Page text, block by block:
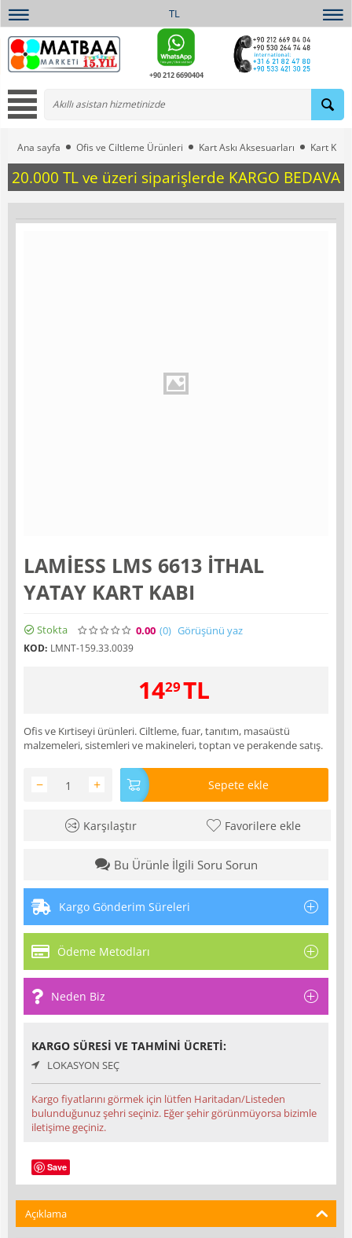
TL
+90 212 6690404
Ana sayfa Ofis ve Ciltleme Ürünleri Kart Askı Aksesuarları Kart
20.000 TL ve üzeri siparişlerde KARGO BEDAVA
LAMİESS LMS 6613 İTHAL
YATAY KART KABI
Stokta 0.00 (0) Görüşünü yaz
KOD: LMNT-159.33.0039
1429TL
Ofis ve Kırtiseyi ürünleri. Ciltleme, fuar, tanıtım, masaüstü
malzemeleri, sistemleri ve makineleri, toptan ve perakende satış.
+
− Sepete ekle
Karşılaştır Favorilere ekle
Bu Ürünle İlgili Soru Sorun
Kargo Gönderim Süreleri
Ödeme Metodları
Neden Biz
KARGO SÜRESI VE TAHMINI ÜCRETI:
LOKASYON SEÇ
Kargo fiyatlarını görmek için lütfen Haritadan/Listeden
bulunduğunuz şehri seçiniz. Eğer şehir görünmüyorsa bizimle
iletişime geçiniz.
Save
Açıklama